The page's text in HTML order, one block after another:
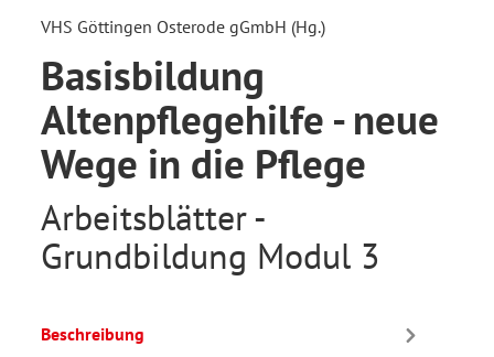
VHS Göttingen Osterode gGmbH (Hg.)
Basisbildung
Altenpflegehilfe - neue
Wege in die Pflege
Arbeitsblätter -
Grundbildung Modul 3
Beschreibung